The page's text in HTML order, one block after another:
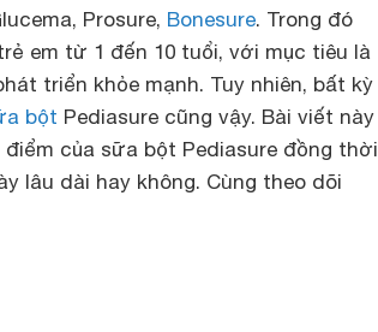
Prosure, Bonesure. Trong đó
em từ 1 đến 10 tuổi, với mục tiêu là
triển khỏe mạnh. Tuy nhiên, bất kỳ
bột Pediasure cũng vậy. Bài viết này
của sữa bột Pediasure đồng thời
lâu dài hay không. Cùng theo dõi